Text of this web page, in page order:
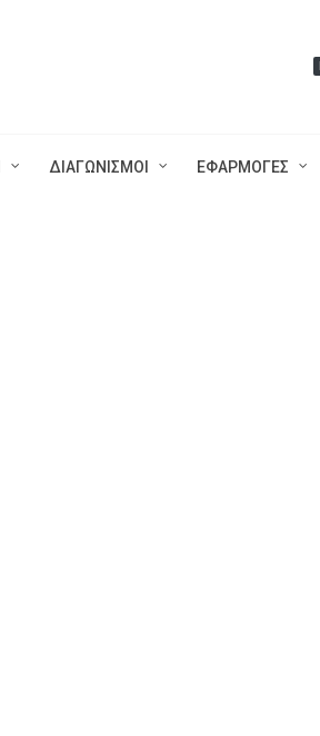
ΔΙΑΓΩΝΙΣΜΟΙ ΕΦΑΡΜΟΓΕΣ